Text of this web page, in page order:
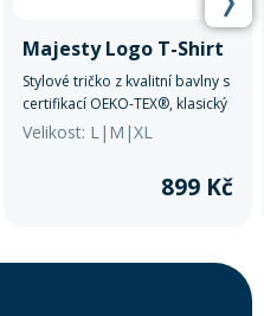
Majesty Logo T-Shirt
Stylové tričko z kvalitní bavlny s
certifikací OEKO-TEX®, klasický
střih, pohodlné na každodenní
nošení. Logo Majesty na hrudi.
Velikost: L|M|XL
899 Kč